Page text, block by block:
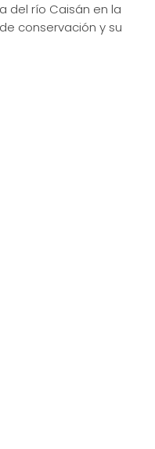
del río Caisán en la
conservación y su